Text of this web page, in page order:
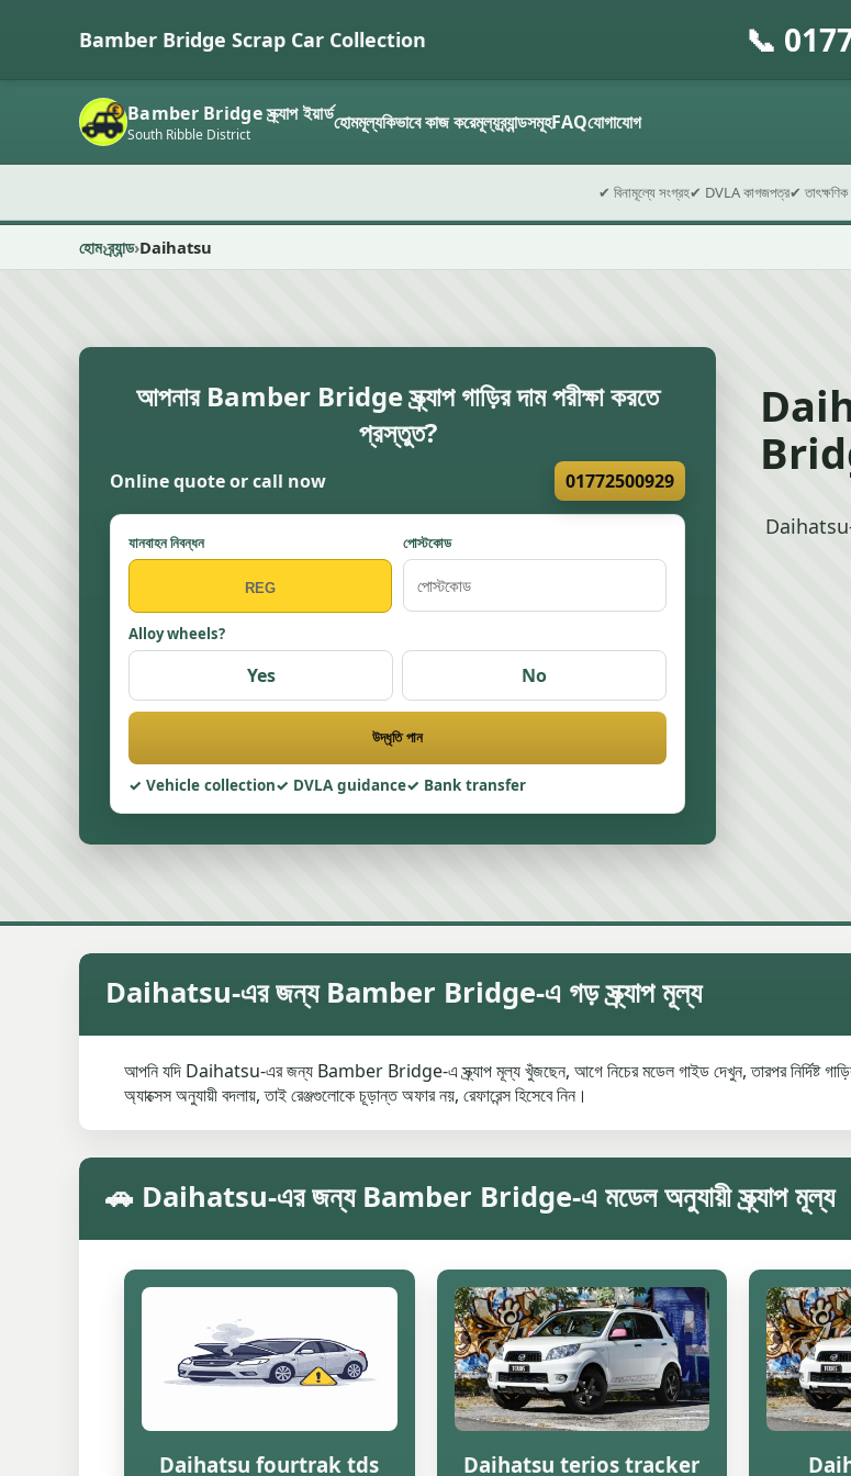
Bamber Bridge Scrap Car Collection 📞
Bamber Bridge স্ক্র্যাপ ইয়ার্ড
South Ribble District হোমমূল্যকিভাবে কাজ করেমূল্যব্র্যান্ডসমূহFAQযোগাযোগ
✔ বিনামূল্যে সংগ্রহ✔ DVLA কাগজপত্র✔ তাৎক্ষণিক
হোম ব্র্যান্ড Daihatsu
আপনার Bamber Bridge স্ক্র্যাপ গাড়ির দাম পরীক্ষা করতে
প্রস্তুত?
Online quote or call now 01772500929
যানবাহন নিবন্ধন পোস্টকোড
Alloy wheels?
Yes No
উদ্ধৃতি পান
Vehicle collection DVLA guidance Bank transfer
Daihatsu-
Daihatsu-এর জন্য Bamber Bridge-এ গড় স্ক্র্যাপ মূল্য
আপনি যদি Daihatsu-এর জন্য Bamber Bridge-এ স্ক্র্যাপ মূল্য খুঁজছেন, আগে নিচের মডেল গাইড দেখুন, তারপর নির্দিষ্ট
অ্যাক্সেস অনুযায়ী বদলায়, তাই রেঞ্জগুলোকে চূড়ান্ত অফার নয়, রেফারেন্স হিসেবে নিন।
🚗 Daihatsu-এর জন্য Bamber Bridge-এ মডেল অনুযায়ী স্ক্র্যাপ মূল্য
Daihatsu fourtrak tds Daihatsu terios tracker